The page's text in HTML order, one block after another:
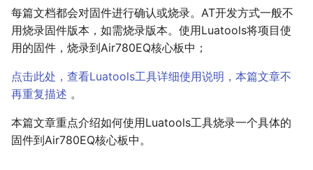
华为云
电信云
低功耗
文件系统
短消息(SMS)
基站&WIFI定位
每篇文档都会对固件进行确认或烧录。AT开发方式一般不
用烧录固件版本，如需烧录版本。使用Luatools将项目使
用的固件，烧录到Air780EQ核心板中；
点击此处，查看Luatools工具详细使用说明，本篇文章不
再重复描述 。
本篇文章重点介绍如何使用Luatools工具烧录一个具体的
固件到Air780EQ核心板中。